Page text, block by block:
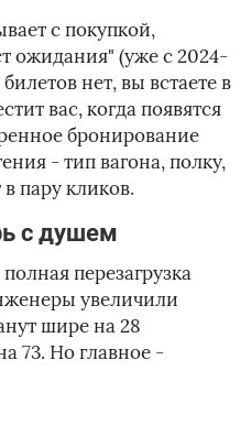
с покупкой,
ожидания" (уже с 2024-
нет, вы встаете в
вас, когда появятся
бронирование
- тип вагона, полку,
пару кликов.
с душем
перезагрузка
увеличили
шире на 28
73. Но главное -